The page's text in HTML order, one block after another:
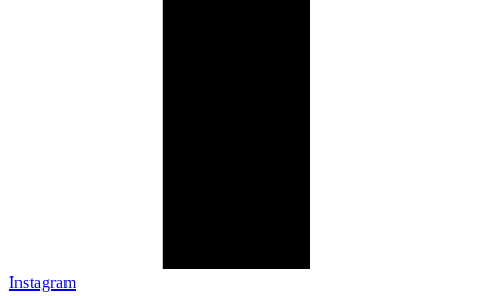
Instagram